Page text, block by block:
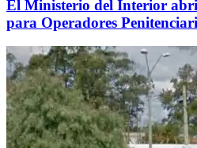
El Ministerio del Interior
para Operadores